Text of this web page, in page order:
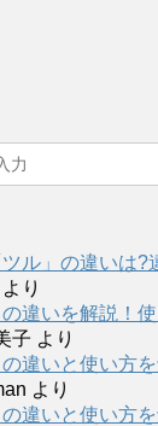
ツル」の違いは
より
の違いを解説！
子 より
の違いと使い方
より
の違いと使い方